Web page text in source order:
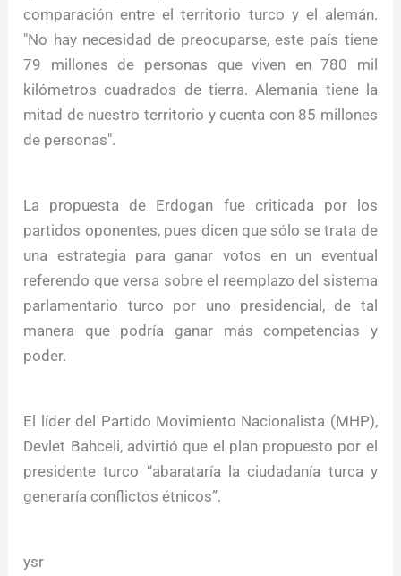
comparación entre el territorio turco y el alemán.
"No hay necesidad de preocuparse, este país tiene
79 millones de personas que viven en 780 mil
kilómetros cuadrados de tierra. Alemania tiene la
mitad de nuestro territorio y cuenta con 85 millones
de personas".
La propuesta de Erdogan fue criticada por los
partidos oponentes, pues dicen que sólo se trata de
una estrategia para ganar votos en un eventual
referendo que versa sobre el reemplazo del sistema
parlamentario turco por uno presidencial, de tal
manera que podría ganar más competencias y
poder.
El líder del Partido Movimiento Nacionalista (MHP),
Devlet Bahceli, advirtió que el plan propuesto por el
presidente turco “abarataría la ciudadanía turca y
generaría conflictos étnicos”.
ysr